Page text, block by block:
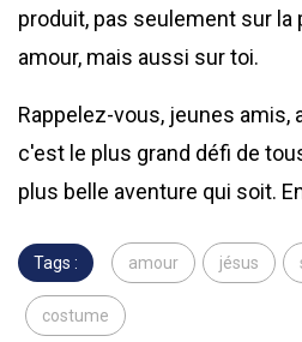
produit, pas seulement sur
amour, mais aussi sur toi.
Rappelez-vous, jeunes
c'est le plus grand défi de
plus belle aventure qui soit.
Tags : amour jésus
costume